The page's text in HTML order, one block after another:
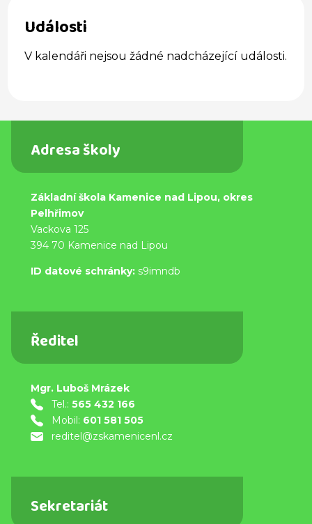
Události
V kalendáři nejsou žádné nadcházející události.
Adresa školy
Základní škola Kamenice nad Lipou, okres
Pelhřimov
Vackova 125
394 70 Kamenice nad Lipou
ID datové schránky: s9imndb
Ředitel
Mgr. Luboš Mrázek
Tel.: 565 432 166
Mobil: 601 581 505
reditel@zskamenicenl.cz
Sekretariát